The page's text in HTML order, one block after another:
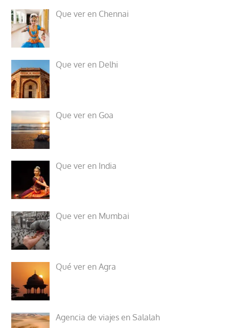
Que ver en Chennai
Que ver en Delhi
Que ver en Goa
Que ver en India
Que ver en Mumbai
Qué ver en Agra
Agencia de viajes en Salalah